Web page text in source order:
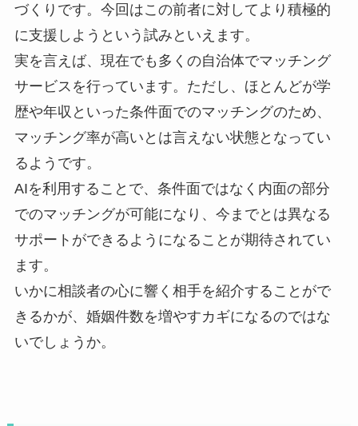
づくりです。今回はこの前者に対してより積極的
に支援しようという試みといえます。
実を言えば、現在でも多くの自治体でマッチング
サービスを行っています。ただし、ほとんどが学
歴や年収といった条件面でのマッチングのため、
マッチング率が高いとは言えない状態となってい
るようです。
AIを利用することで、条件面ではなく内面の部分
でのマッチングが可能になり、今までとは異なる
サポートができるようになることが期待されてい
ます。
いかに相談者の心に響く相手を紹介することがで
きるかが、婚姻件数を増やすカギになるのではな
いでしょうか。